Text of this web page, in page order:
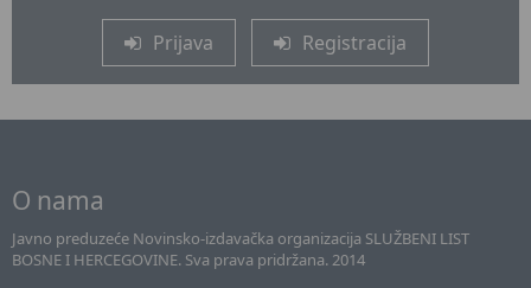
Prijava Registracija
O nama
Javno preduzeće Novinsko-izdavačka organizacija SLUŽBENI LIST
BOSNE I HERCEGOVINE. Sva prava pridržana. 2014